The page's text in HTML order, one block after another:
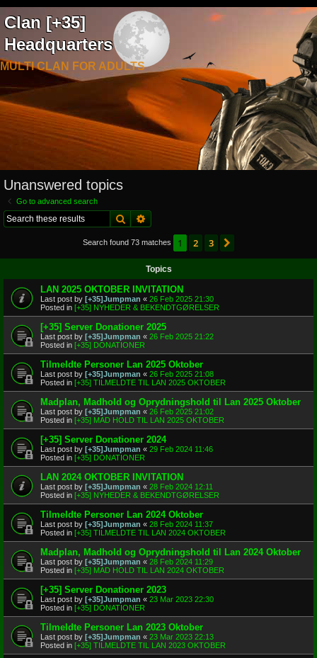
Clan [+35]
Headquarters
MULTI CLAN FOR ADULTS
Unanswered topics
Go to advanced search
Search
Search found 73 matches 1 2 3
Topics
LAN 2025 OKTOBER INVITATION
Last post by [+35]Jumpman « 26 Feb 2025 21:30
Posted in [+35] NYHEDER & BEKENDTGØRELSER
[+35] Server Donationer 2025
Last post by [+35]Jumpman « 26 Feb 2025 21:22
Posted in [+35] DONATIONER
Tilmeldte Personer Lan 2025 Oktober
Last post by [+35]Jumpman « 26 Feb 2025 21:08
Posted in [+35] TILMELDTE TIL LAN 2025 OKTOBER
Madplan, Madhold og Oprydningshold til Lan 2025 Oktober
Last post by [+35]Jumpman « 26 Feb 2025 21:02
Posted in [+35] MAD HOLD TIL LAN 2025 OKTOBER
[+35] Server Donationer 2024
Last post by [+35]Jumpman « 29 Feb 2024 11:46
Posted in [+35] DONATIONER
LAN 2024 OKTOBER INVITATION
Last post by [+35]Jumpman « 28 Feb 2024 12:11
Posted in [+35] NYHEDER & BEKENDTGØRELSER
Tilmeldte Personer Lan 2024 Oktober
Last post by [+35]Jumpman « 28 Feb 2024 11:37
Posted in [+35] TILMELDTE TIL LAN 2024 OKTOBER
Madplan, Madhold og Oprydningshold til Lan 2024 Oktober
Last post by [+35]Jumpman « 28 Feb 2024 11:29
Posted in [+35] MAD HOLD TIL LAN 2024 OKTOBER
[+35] Server Donationer 2023
Last post by [+35]Jumpman « 23 Mar 2023 22:30
Posted in [+35] DONATIONER
Tilmeldte Personer Lan 2023 Oktober
Last post by [+35]Jumpman « 23 Mar 2023 22:13
Posted in [+35] TILMELDTE TIL LAN 2023 OKTOBER